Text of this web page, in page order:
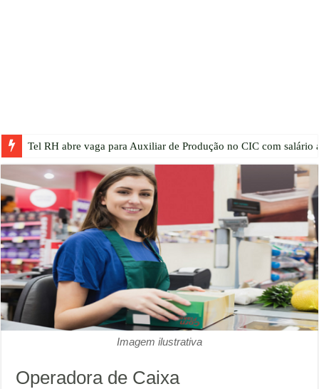
Tel RH abre vaga para Auxiliar de Produção no CIC com salário
Imagem ilustrativa
Operadora de Caixa